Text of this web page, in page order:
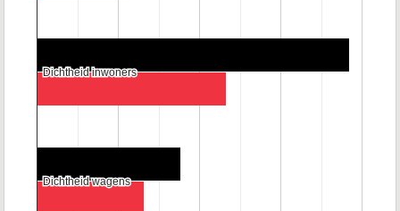
Dichtheid inwoners
Dichtheid inwoners
Dichtheid wagens
Dichtheid wagens